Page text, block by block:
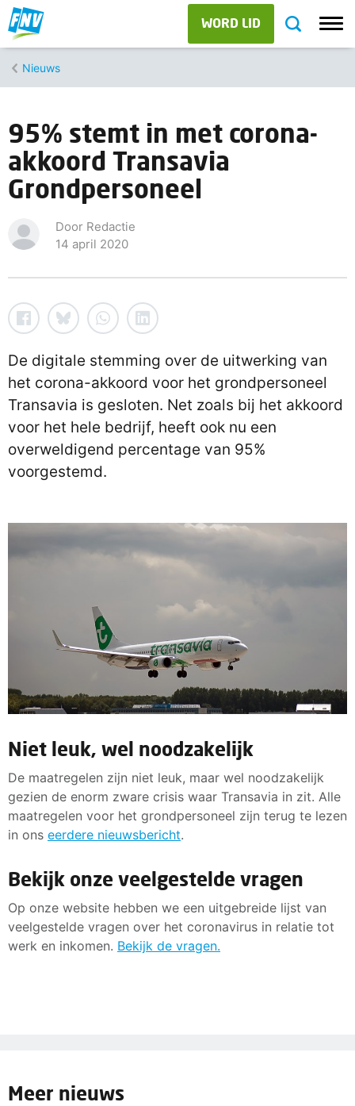
WORD LID
Nieuws
95% stemt in met corona-
akkoord Transavia
Grondpersoneel
Door Redactie
14 april 2020
De digitale stemming over de uitwerking van
het corona-akkoord voor het grondpersoneel
Transavia is gesloten. Net zoals bij het akkoord
voor het hele bedrijf, heeft ook nu een
overweldigend percentage van 95%
voorgestemd.
Niet leuk, wel noodzakelijk
De maatregelen zijn niet leuk, maar wel noodzakelijk
gezien de enorm zware crisis waar Transavia in zit. Alle
maatregelen voor het grondpersoneel zijn terug te lezen
in ons eerdere nieuwsbericht.
Bekijk onze veelgestelde vragen
Op onze website hebben we een uitgebreide lijst van
veelgestelde vragen over het coronavirus in relatie tot
werk en inkomen. Bekijk de vragen.
Meer nieuws